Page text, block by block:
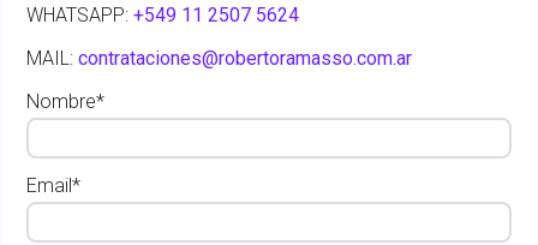
WHATSAPP:+549 11 2507 5624
MAIL:contrataciones@robertoramasso.com.ar
Nombre*
Email*